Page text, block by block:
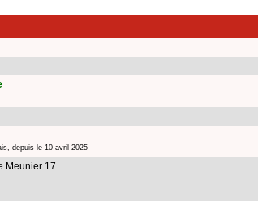
depuis le 10 avril 2025
Meunier 17